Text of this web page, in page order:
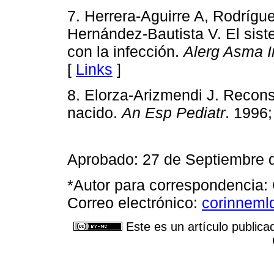
7. Herrera-Aguirre A,
Hernández-Bautista V. El
con la infección.Alerg Asma
[ Links ]
8. Elorza-Arizmendi J.
nacido.An Esp Pediatr.
Aprobado: 27 de Septiembre
*Autor para
Correo electrónico:
Este es un artículo